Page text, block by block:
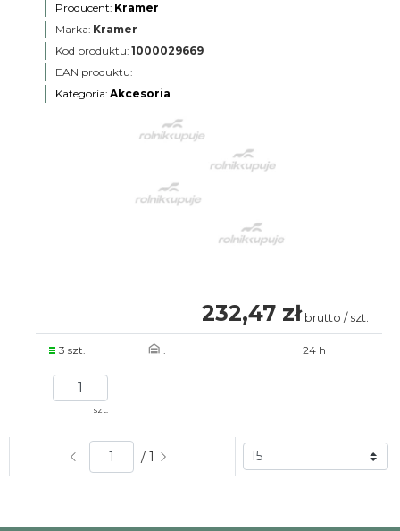
Producent: Kramer
Marka: Kramer
Kod produktu: 1000029669
EAN produktu:
Kategoria: Akcesoria
232,47 zł brutto / szt.
3 szt. . 24 h
szt.
/ 1